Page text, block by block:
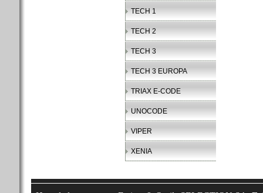
TECH 1
TECH 2
TECH 3
TECH 3 EUROPA
TRIAX E-CODE
UNOCODE
VIPER
XENIA